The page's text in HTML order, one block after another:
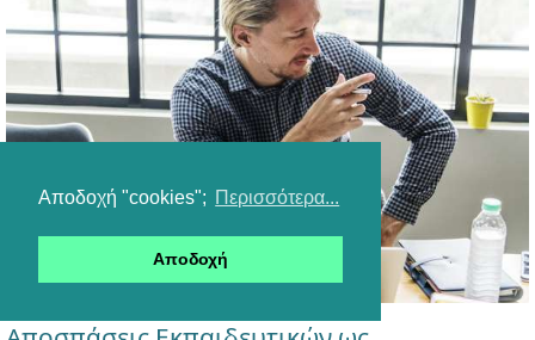
Αποδοχή "cookies"; Περισσότερα...
Αποδοχή